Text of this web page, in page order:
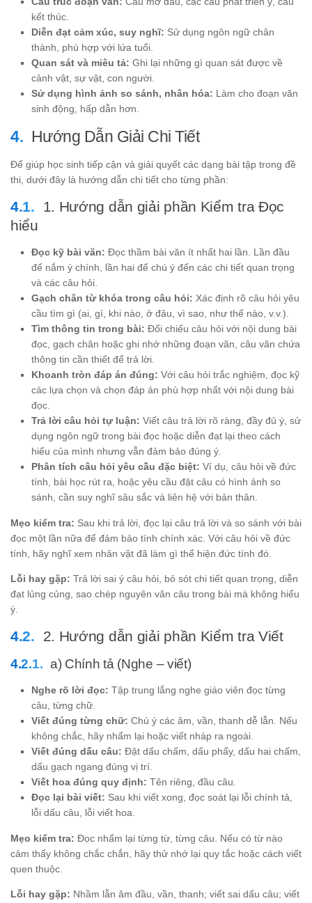
kết thúc.
Diễn đạt cảm xúc, suy nghĩ: Sử dụng ngôn ngữ chân
thành, phù hợp với lứa tuổi.
Quan sát và miêu tả: Ghi lại những gì quan sát được về
cảnh vật, sự vật, con người.
Sử dụng hình ảnh so sánh, nhân hóa: Làm cho đoạn văn
sinh động, hấp dẫn hơn.
Hướng Dẫn Giải Chi Tiết
Để giúp học sinh tiếp cận và giải quyết các dạng bài tập trong đề
thi, dưới đây là hướng dẫn chi tiết cho từng phần:
1. Hướng dẫn giải phần Kiểm tra Đọc
hiểu
Đọc kỹ bài văn: Đọc thầm bài văn ít nhất hai lần. Lần đầu
để nắm ý chính, lần hai để chú ý đến các chi tiết quan trọng
và các câu hỏi.
Gạch chân từ khóa trong câu hỏi: Xác định rõ câu hỏi yêu
cầu tìm gì (ai, gì, khi nào, ở đâu, vì sao, như thế nào, v.v.).
Tìm thông tin trong bài: Đối chiếu câu hỏi với nội dung bài
đọc, gạch chân hoặc ghi nhớ những đoạn văn, câu văn chứa
thông tin cần thiết để trả lời.
Khoanh tròn đáp án đúng: Với câu hỏi trắc nghiệm, đọc kỹ
các lựa chọn và chọn đáp án phù hợp nhất với nội dung bài
đọc.
Trả lời câu hỏi tự luận: Viết câu trả lời rõ ràng, đầy đủ ý, sử
dụng ngôn ngữ trong bài đọc hoặc diễn đạt lại theo cách
hiểu của mình nhưng vẫn đảm bảo đúng ý.
Phân tích câu hỏi yêu cầu đặc biệt: Ví dụ, câu hỏi về đức
tính, bài học rút ra, hoặc yêu cầu đặt câu có hình ảnh so
sánh, cần suy nghĩ sâu sắc và liên hệ với bản thân.
Mẹo kiểm tra: Sau khi trả lời, đọc lại câu trả lời và so sánh với bài
đọc một lần nữa để đảm bảo tính chính xác. Với câu hỏi về đức
tính, hãy nghĩ xem nhân vật đã làm gì thể hiện đức tính đó.
Lỗi hay gặp: Trả lời sai ý câu hỏi, bỏ sót chi tiết quan trọng, diễn
đạt lủng củng, sao chép nguyên văn câu trong bài mà không hiểu
ý.
2. Hướng dẫn giải phần Kiểm tra Viết
a) Chính tả (Nghe – viết)
Nghe rõ lời đọc: Tập trung lắng nghe giáo viên đọc từng
câu, từng chữ.
Viết đúng từng chữ: Chú ý các âm, vần, thanh dễ lẫn. Nếu
không chắc, hãy nhẩm lại hoặc viết nháp ra ngoài.
Viết đúng dấu câu: Đặt dấu chấm, dấu phẩy, dấu hai chấm,
dấu gạch ngang đúng vị trí.
Viết hoa đúng quy định: Tên riêng, đầu câu.
Đọc lại bài viết: Sau khi viết xong, đọc soát lại lỗi chính tả,
lỗi dấu câu, lỗi viết hoa.
Mẹo kiểm tra: Đọc nhẩm lại từng từ, từng câu. Nếu có từ nào
cảm thấy không chắc chắn, hãy thử nhớ lại quy tắc hoặc cách viết
quen thuộc.
Lỗi hay gặp: Nhầm lẫn âm đầu, vần, thanh; viết sai dấu câu; viết